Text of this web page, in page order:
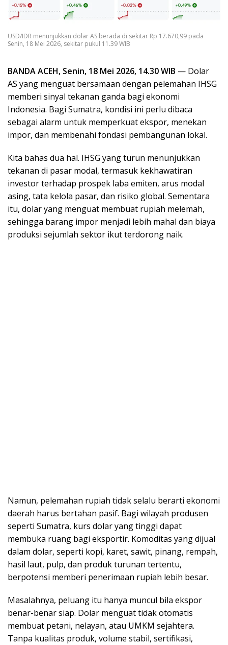
USD/IDR menunjukkan dolar AS berada di sekitar Rp 17.670,99 pada
Senin, 18 Mei 2026, sekitar pukul 11.39 WIB
BANDA ACEH, Senin, 18 Mei 2026, 14.30 WIB — Dolar
AS yang menguat bersamaan dengan pelemahan IHSG
memberi sinyal tekanan ganda bagi ekonomi
Indonesia. Bagi Sumatra, kondisi ini perlu dibaca
sebagai alarm untuk memperkuat ekspor, menekan
impor, dan membenahi fondasi pembangunan lokal.
Kita bahas dua hal. IHSG yang turun menunjukkan
tekanan di pasar modal, termasuk kekhawatiran
investor terhadap prospek laba emiten, arus modal
asing, tata kelola pasar, dan risiko global. Sementara
itu, dolar yang menguat membuat rupiah melemah,
sehingga barang impor menjadi lebih mahal dan biaya
produksi sejumlah sektor ikut terdorong naik.
Namun, pelemahan rupiah tidak selalu berarti ekonomi
daerah harus bertahan pasif. Bagi wilayah produsen
seperti Sumatra, kurs dolar yang tinggi dapat
membuka ruang bagi eksportir. Komoditas yang dijual
dalam dolar, seperti kopi, karet, sawit, pinang, rempah,
hasil laut, pulp, dan produk turunan tertentu,
berpotensi memberi penerimaan rupiah lebih besar.
Masalahnya, peluang itu hanya muncul bila ekspor
benar-benar siap. Dolar menguat tidak otomatis
membuat petani, nelayan, atau UMKM sejahtera.
Tanpa kualitas produk, volume stabil, sertifikasi,